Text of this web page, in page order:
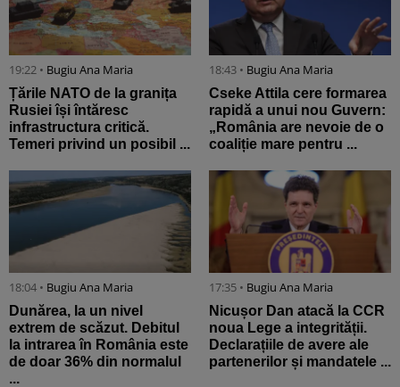
19:22 • Bugiu ⁠Ana Maria
Țările NATO de la granița
Rusiei își întăresc
infrastructura critică.
Temeri privind un posibil ...
18:43 • Bugiu ⁠Ana Maria
Cseke Attila cere formarea
rapidă a unui nou Guvern:
„România are nevoie de o
coaliție mare pentru ...
18:04 • Bugiu ⁠Ana Maria
Dunărea, la un nivel
extrem de scăzut. Debitul
la intrarea în România este
de doar 36% din normalul
...
17:35 • Bugiu ⁠Ana Maria
Nicușor Dan atacă la CCR
noua Lege a integrității.
Declarațiile de avere ale
partenerilor și mandatele ...